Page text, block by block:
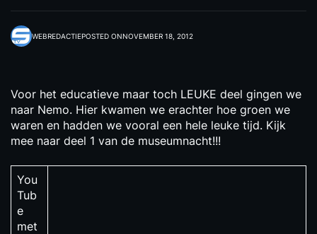
WEBREDACTIEPOSTED ONNOVEMBER 18, 2012
Voor het educatieve maar toch LEUKE deel gingen we
naar Nemo. Hier kwamen we erachter hoe groen we
waren en hadden we vooral een hele leuke tijd. Kijk
mee naar deel 1 van de museumnacht!!!
You
Tub
e
met